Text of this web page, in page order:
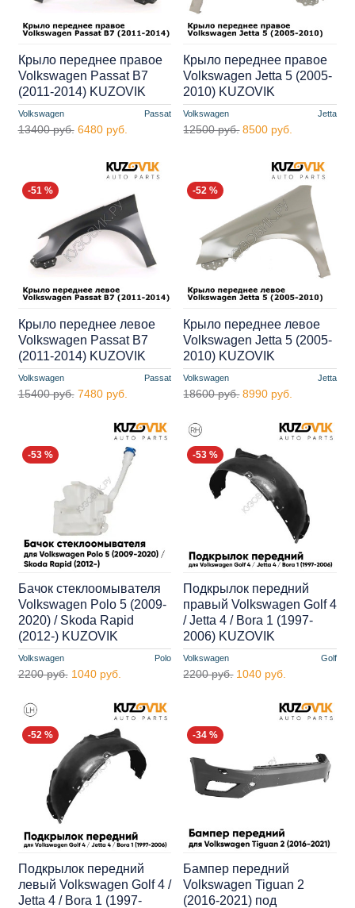
Volkswagen Passat
Крыло переднее правое
Volkswagen Passat B7
(2011-2014) KUZOVIK
13400 руб. 6480 руб.
Volkswagen Jetta
Крыло переднее правое
Volkswagen Jetta 5 (2005-
2010) KUZOVIK
12500 руб. 8500 руб.
-51 %
Volkswagen Passat
Крыло переднее левое
Volkswagen Passat B7
(2011-2014) KUZOVIK
15400 руб. 7480 руб.
-52 %
Volkswagen Jetta
Крыло переднее левое
Volkswagen Jetta 5 (2005-
2010) KUZOVIK
18600 руб. 8990 руб.
-53 %
Volkswagen Polo
Бачок стеклоомывателя
Volkswagen Polo 5 (2009-
2020) / Skoda Rapid
(2012-) KUZOVIK
2200 руб. 1040 руб.
-53 %
Volkswagen Golf
Подкрылок передний
правый Volkswagen Golf 4
/ Jetta 4 / Bora 1 (1997-
2006) KUZOVIK
2200 руб. 1040 руб.
-52 %
Подкрылок передний
левый Volkswagen Golf 4 /
Jetta 4 / Bora 1 (1997-
-34 %
Бампер передний
Volkswagen Tiguan 2
(2016-2021) под